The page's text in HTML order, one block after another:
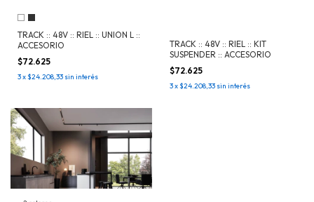
TRACK :: 48V :: RIEL :: UNION L ::
ACCESORIO
$72.625
3x$24.208,33 sin interés
TRACK :: 48V :: RIEL :: KIT
SUSPENDER :: ACCESORIO
$72.625
3x$24.208,33 sin interés